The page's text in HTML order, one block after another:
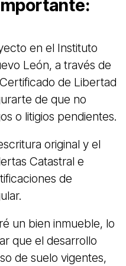
en el Instituto
León, a través de
de Libertad
de que no
o litigios pendientes.
original y el
Catastral e
de
un bien inmueble, lo
que el desarrollo
de suelo vigentes,